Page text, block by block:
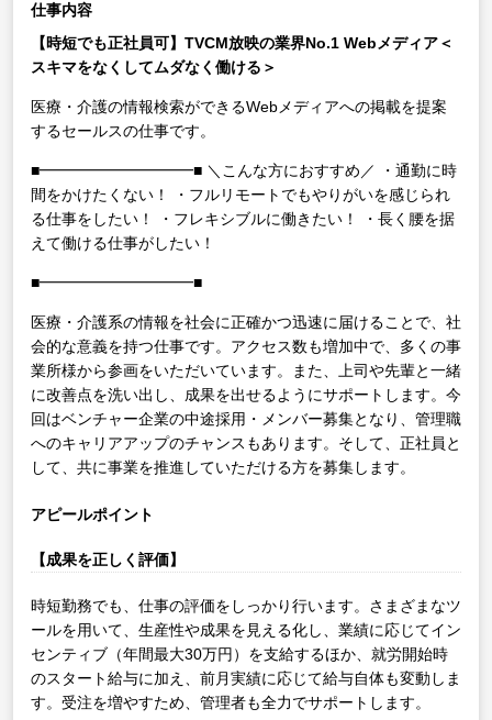
仕事内容
【時短でも正社員可】TVCM放映の業界No.1 Webメディア＜
スキマをなくしてムダなく働ける＞
医療・介護の情報検索ができるWebメディアへの掲載を提案
するセールスの仕事です。
■━━━━━━━━━━■ ＼こんな方におすすめ／
・通勤に時
間をかけたくない！
・フルリモートでもやりがいを感じられ
る仕事をしたい！
・フレキシブルに働きたい！
・長く腰を据
えて働ける仕事がしたい！
■━━━━━━━━━━■
医療・介護系の情報を社会に正確かつ迅速に届けることで、社
会的な意義を持つ仕事です。アクセス数も増加中で、多くの事
業所様から参画をいただいています。また、上司や先輩と一緒
に改善点を洗い出し、成果を出せるようにサポートします。今
回はベンチャー企業の中途採用・メンバー募集となり、管理職
へのキャリアアップのチャンスもあります。そして、正社員と
して、共に事業を推進していただける方を募集します。
アピールポイント
【成果を正しく評価】
時短勤務でも、仕事の評価をしっかり行います。さまざまなツ
ールを用いて、生産性や成果を見える化し、業績に応じてイン
センティブ（年間最大30万円）を支給するほか、就労開始時
のスタート給与に加え、前月実績に応じて給与自体も変動しま
す。受注を増やすため、管理者も全力でサポートします。